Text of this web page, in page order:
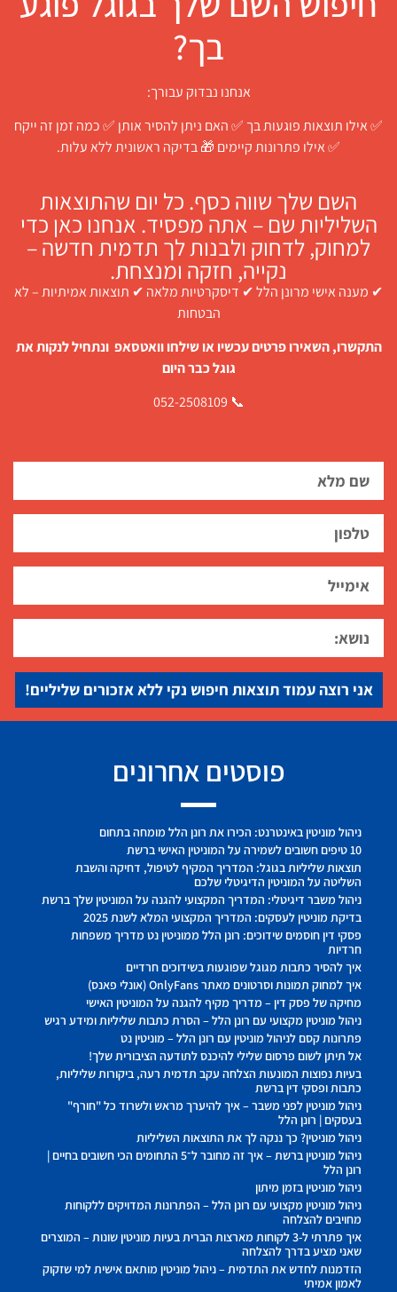
בך?
אנחנו נבדוק עבורך:
✅ אילו תוצאות פוגעות בך ✅ האם ניתן להסיר אותן ✅ כמה זמן זה ייקח
✅ אילו פתרונות קיימים 🎁 בדיקה ראשונית ללא עלות.
השם שלך שווה כסף. כל יום שהתוצאות
השליליות שם – אתה מפסיד. אנחנו כאן כדי
למחוק, לדחוק ולבנות לך תדמית חדשה –
נקייה, חזקה ומנצחת.
✔ מענה אישי מרונן הלל ✔ דיסקרטיות מלאה ✔ תוצאות אמיתיות – לא
הבטחות
התקשרו, השאירו פרטים עכשיו או שילחו וואטסאפ ונתחיל לנקות את
גוגל כבר היום
📞 052-2508109
אני רוצה עמוד תוצאות חיפוש נקי ללא אזכורים שליליים!
פוסטים אחרונים
ניהול מוניטין באינטרנט: הכירו את רונן הלל מומחה בתחום
10 טיפים חשובים לשמירה על המוניטין האישי ברשת
תוצאות שליליות בגוגל: המדריך המקיף לטיפול, דחיקה והשבת
השליטה על המוניטין הדיגיטלי שלכם
ניהול משבר דיגיטלי: המדריך המקצועי להגנה על המוניטין שלך ברשת
בדיקת מוניטין לעסקים: המדריך המקצועי המלא לשנת 2025
פסקי דין חוסמים שידוכים: רונן הלל ממוניטין נט מדריך משפחות
חרדיות
איך להסיר כתבות מגוגל שפוגעות בשידוכים חרדיים
איך למחוק תמונות וסרטונים מאתר OnlyFans (אונלי פאנס)
מחיקה של פסק דין – מדריך מקיף להגנה על המוניטין האישי
ניהול מוניטין מקצועי עם רונן הלל – הסרת כתבות שליליות ומידע רגיש
פתרונות קסם לניהול מוניטין עם רונן הלל – מוניטין נט
אל תיתן לשום פרסום שלילי להיכנס לתודעה הציבורית שלך!
בעיות נפוצות המונעות הצלחה עקב תדמית רעה, ביקורות שליליות,
כתבות ופסקי דין ברשת
ניהול מוניטין לפני משבר – איך להיערך מראש ולשרוד כל "חורף"
בעסקים | רונן הלל
ניהול מוניטין? כך ננקה לך את התוצאות השליליות
ניהול מוניטין ברשת – איך זה מחובר ל־5 התחומים הכי חשובים בחיים |
רונן הלל
ניהול מוניטין בזמן מיתון
ניהול מוניטין מקצועי עם רונן הלל – הפתרונות המדויקים ללקוחות
מחויבים להצלחה
איך פתרתי ל-3 לקוחות מארצות הברית בעיות מוניטין שונות – המוצרים
שאני מציע בדרך להצלחה
הזדמנות לחדש את התדמית – ניהול מוניטין מותאם אישית למי שזקוק
לאמון אמיתי